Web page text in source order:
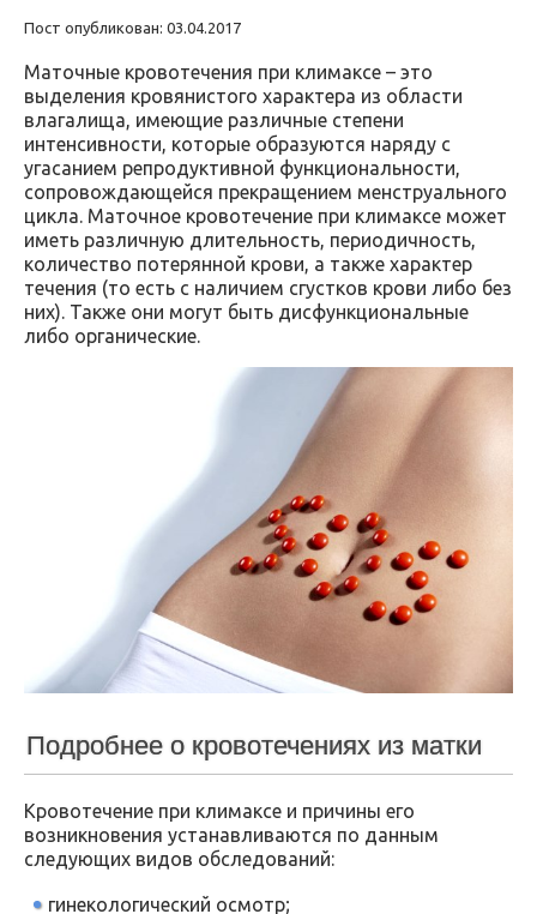
Пост опубликован: 03.04.2017
Маточные кровотечения при климаксе – это
выделения кровянистого характера из области
влагалища, имеющие различные степени
интенсивности, которые образуются наряду с
угасанием репродуктивной функциональности,
сопровождающейся прекращением менструального
цикла. Маточное кровотечение при климаксе может
иметь различную длительность, периодичность,
количество потерянной крови, а также характер
течения (то есть с наличием сгустков крови либо без
них). Также они могут быть дисфункциональные
либо органические.
Подробнее о кровотечениях из матки
Кровотечение при климаксе и причины его
возникновения устанавливаются по данным
следующих видов обследований:
гинекологический осмотр;